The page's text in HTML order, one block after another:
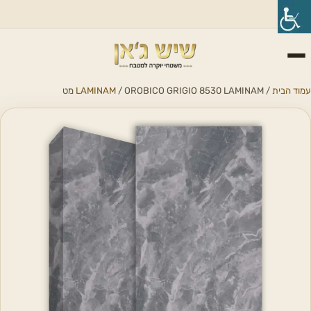
עמוד הבית /
LAMINAM / OROBICO GRIGIO 8530 LAMINAM מט